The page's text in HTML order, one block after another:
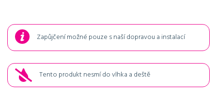
Zapůjčení možné pouze s naší dopravou a instalací
Tento produkt nesmí do vlhka a deště